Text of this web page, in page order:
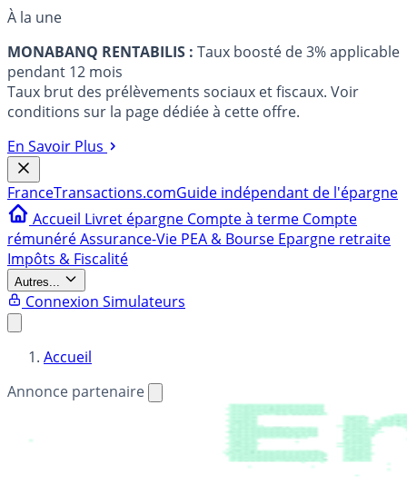
À la une
MONABANQ RENTABILIS : Taux boosté de 3% applicable
pendant 12 mois
Taux brut des prélèvements sociaux et fiscaux. Voir
conditions sur la page dédiée à cette offre.
En Savoir Plus
FranceTransactions.comGuide indépendant de l'épargne
Accueil Livret épargne Compte à terme Compte
rémunéréAssurance-Vie PEA & Bourse Epargne retraite
Impôts & Fiscalité
Autres...
Connexion Simulateurs
Accueil
Annonce partenaire